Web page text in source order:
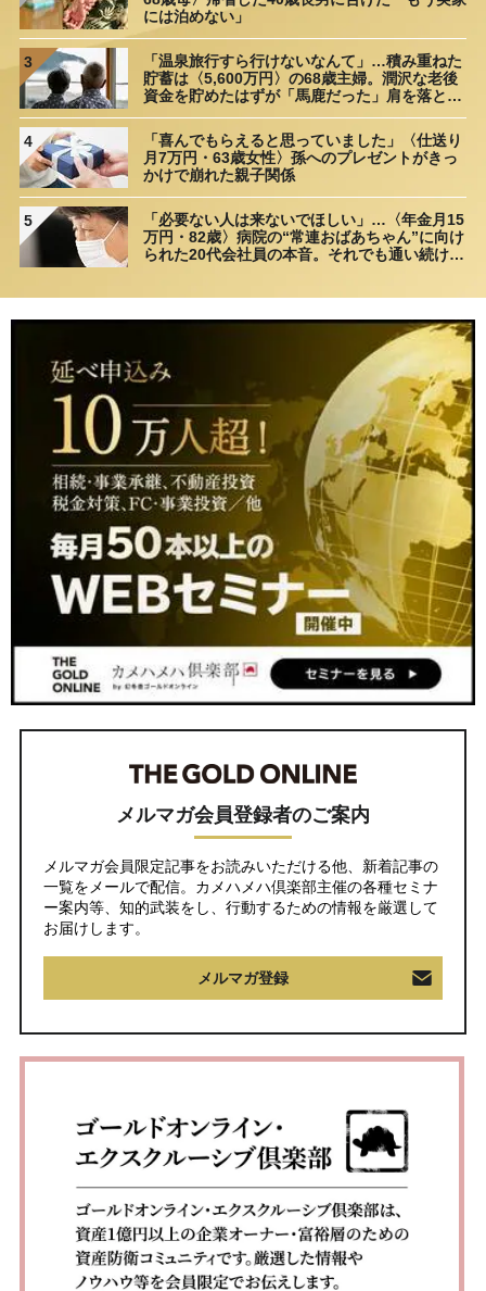
には泊めない」
3
「温泉旅行すら行けないなんて」…積み重ねた
貯蓄は〈5,600万円〉の68歳主婦。潤沢な老後
資金を貯めたはずが「馬鹿だった」肩を落とす
4
「喜んでもらえると思っていました」〈仕送り
月7万円・63歳女性〉孫へのプレゼントがきっ
かけで崩れた親子関係
5
「必要ない人は来ないでほしい」…〈年金月15
万円・82歳〉病院の“常連おばあちゃん”に向け
られた20代会社員の本音。それでも通い続ける
メルマガ会員登録者のご案内
メルマガ会員限定記事をお読みいただける他、新着記事の
一覧をメールで配信。カメハメハ倶楽部主催の各種セミナ
ー案内等、知的武装をし、行動するための情報を厳選して
お届けします。
メルマガ登録